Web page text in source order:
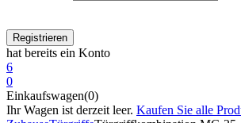
hat bereits ein Konto
6
0
Einkaufswagen(0)
Ihr Wagen ist derzeit leer. Kaufen Sie alle